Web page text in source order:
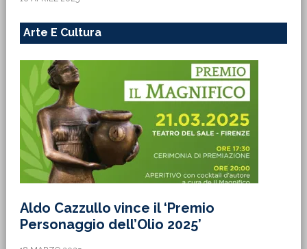
Arte E Cultura
Aldo Cazzullo vince il ‘Premio
Personaggio dell’Olio 2025’